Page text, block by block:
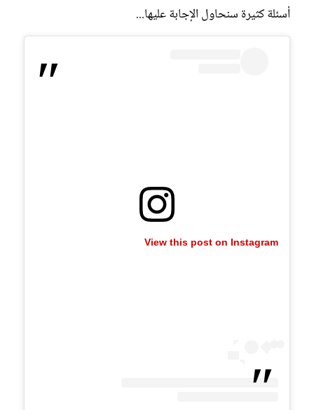
أسئلة كثيرة سنحاول الإجابة عليها...
View this post on Instagram